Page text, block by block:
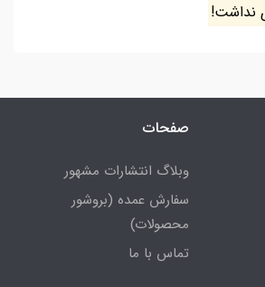
نداشت!
صفحات
وبلاگ انتشارات مشهور
سفارش عمده (بروشور
محصولات)
تماس با ما